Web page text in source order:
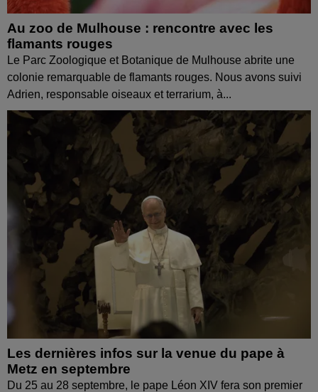
Au zoo de Mulhouse : rencontre avec les
flamants rouges
Le Parc Zoologique et Botanique de Mulhouse abrite une
colonie remarquable de flamants rouges. Nous avons suivi
Adrien, responsable oiseaux et terrarium, à...
Les dernières infos sur la venue du pape à
Metz en septembre
Du 25 au 28 septembre, le pape Léon XIV fera son premier